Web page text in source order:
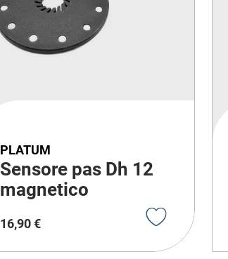
PLATUM
Sensore pas Dh 12
magnetico
16,90 €